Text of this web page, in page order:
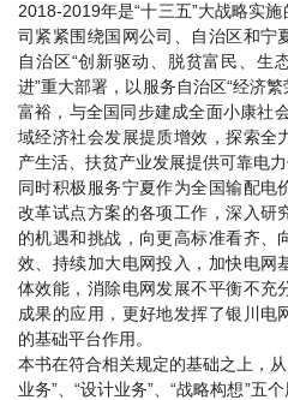
2018-2019年是“十三五”大战略实
司紧紧围绕国网公司、自治区和宁
自治区“创新驱动、脱贫富民、生
进”重大部署，以服务自治区“经济
富裕，与全国同步建成全面小康社
域经济社会发展提质增效，探索全
产生活、扶贫产业发展提供可靠电力
同时积极服务宁夏作为全国输配电
改革试点方案的各项工作，深入研
的机遇和挑战，向更高标准看齐、
效、持续加大电网投入，加快电网
体效能，消除电网发展不平衡不充
成果的应用，更好地发挥了银川电
的基础平台作用。
本书在符合相关规定的基础之上，从
业务”、“设计业务”、“战略构想”五